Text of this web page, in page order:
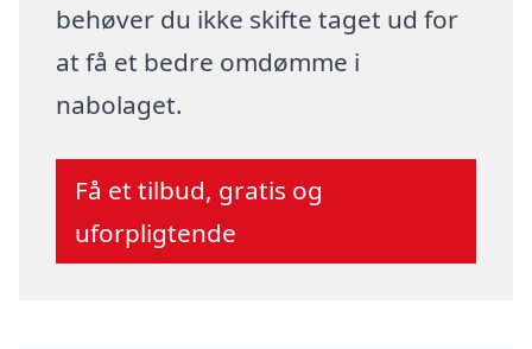
behøver du ikke skifte taget ud for
at få et bedre omdømme i
nabolaget.
Få et tilbud, gratis og
uforpligtende